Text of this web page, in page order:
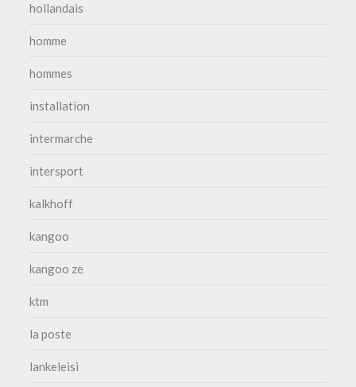
hollandais
homme
hommes
installation
intermarche
intersport
kalkhoff
kangoo
kangoo ze
ktm
la poste
lankeleisi